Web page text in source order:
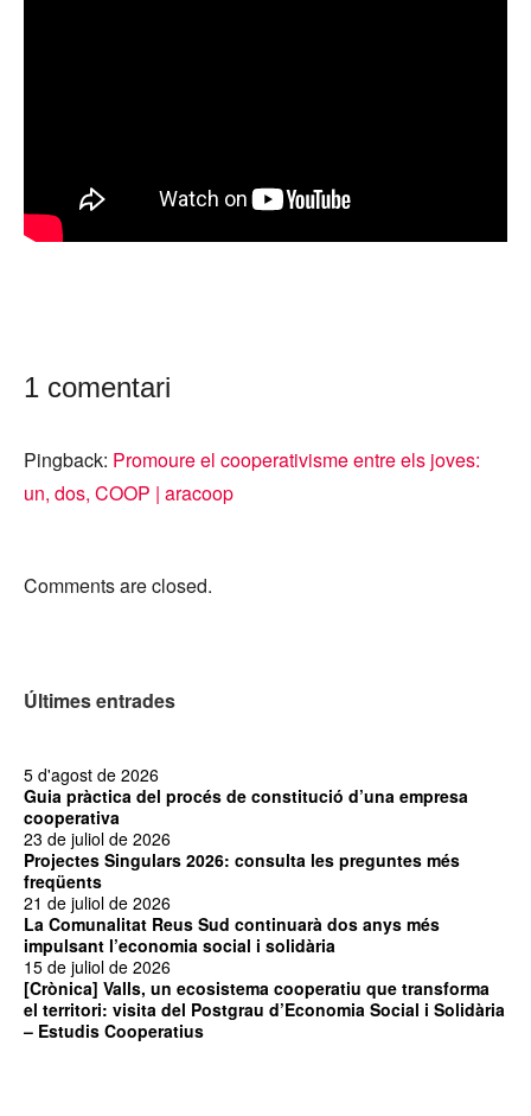
1 comentari
Pingback: Promoure el cooperativisme entre els joves:
un, dos, COOP | aracoop
Comments are closed.
Últimes entrades
Guia pràctica del procés de constitució d’una empresa
cooperativa
5 d'agost de 2026
Projectes Singulars 2026: consulta les preguntes més
freqüents
23 de juliol de 2026
La Comunalitat Reus Sud continuarà dos anys més
impulsant l’economia social i solidària
21 de juliol de 2026
[Crònica] Valls, un ecosistema cooperatiu que transforma
el territori: visita del Postgrau d’Economia Social i Solidària
– Estudis Cooperatius
15 de juliol de 2026